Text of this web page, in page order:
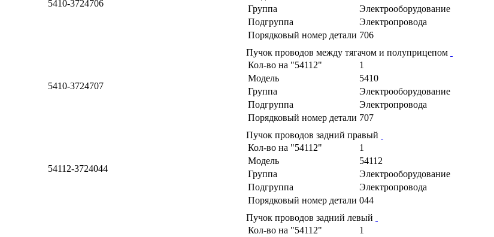
5410-3724706
Группа
Электрооборудование
Подгруппа
Электропровода
Порядковый номер детали 706
5410-3724707
Пучок проводов между тягачом и полуприцепом
Кол-во на "54112"
1
Модель
5410
Группа
Электрооборудование
Подгруппа
Электропровода
Порядковый номер детали 707
54112-3724044
Пучок проводов задний правый
Кол-во на "54112"
1
Модель
54112
Группа
Электрооборудование
Подгруппа
Электропровода
Порядковый номер детали 044
Пучок проводов задний левый
Кол-во на "54112"
1